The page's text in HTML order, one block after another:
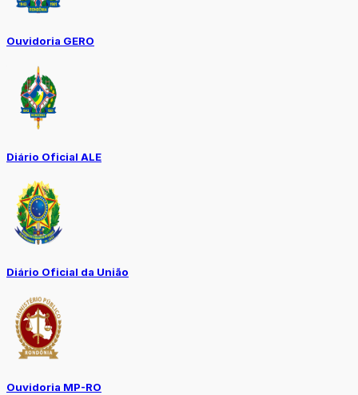
Ouvidoria GERO
Diário Oficial ALE
Diário Oficial da União
Ouvidoria MP-RO